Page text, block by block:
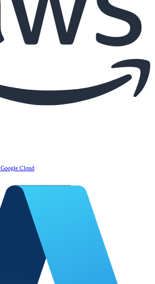
Google Cloud